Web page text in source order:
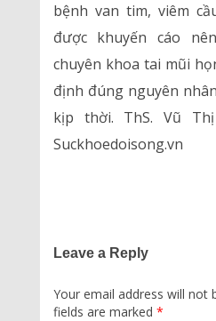
bệnh van tim, viêm
được khuyến cáo
chuyên khoa tai mũi
định đúng nguyên
kịp thời. ThS. Vũ
Suckhoedoisong.vn
Leave a Reply
Your email address will not
fields are marked *